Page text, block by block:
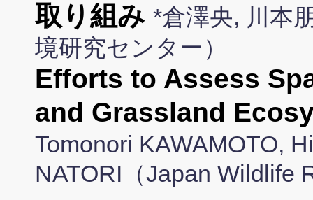
取り組み *倉澤央, 川本
境研究センター）
Efforts to Assess
and Grassland
Tomonori KAWAMOTO,
NATORI（Japan Wildlife